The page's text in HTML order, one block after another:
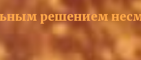
решением